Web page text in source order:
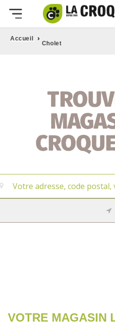
Accueil ›
Cholet
VOTRE MAGASIN